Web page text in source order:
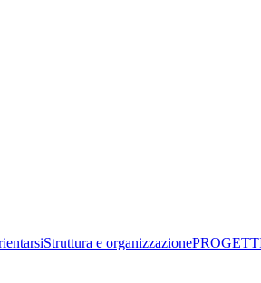
Struttura e organizzazione